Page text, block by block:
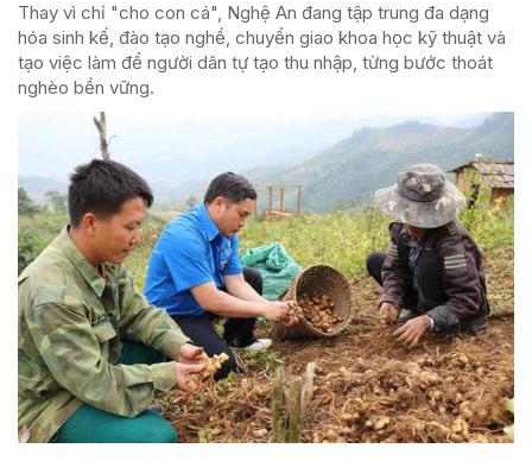
Thay vì chỉ "cho con cá", Nghệ An đang tập trung đa dạng
hóa sinh kế, đào tạo nghề, chuyển giao khoa học kỹ thuật và
tạo việc làm để người dân tự tạo thu nhập, từng bước thoát
nghèo bền vững.